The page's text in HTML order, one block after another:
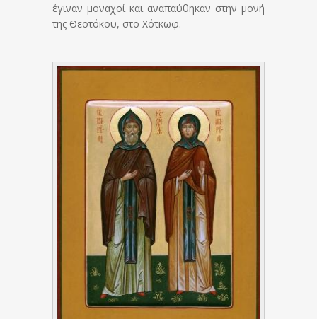
έγιναν μοναχοί και αναπαύθηκαν στην μονή
της Θεοτόκου, στο Χότκωφ.